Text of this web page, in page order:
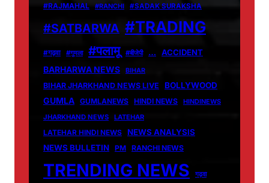
#RAJMAHAL
#RANCHI #SADAK SURAKSHA
#SATBARWA #TRADING
#गढ़वा #गुमला #पलामू #बीजेपी … ACCIDENT
BARHARWA NEWS BIHAR
BIHAR JHARKHAND NEWS LIVE BOLLYWOOD
GUMLA GUMLANEWS HINDI NEWS
HINDINEWS
JHARKHAND NEWS
LATEHAR
LATEHAR HINDI NEWS
NEWS ANALYSIS
NEWS BULLETIN PM RANCHI NEWS
TRENDING NEWS
गढ़वा